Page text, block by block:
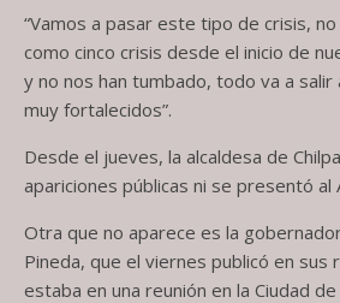
“Vamos a pasar este tipo de crisis,
como cinco crisis desde el inicio de
y no nos han tumbado, todo va a salir
muy fortalecidos”.
Desde el jueves, la alcaldesa de
apariciones públicas ni se presentó al
Otra que no aparece es la
Pineda, que el viernes publicó en sus
estaba en una reunión en la Ciudad